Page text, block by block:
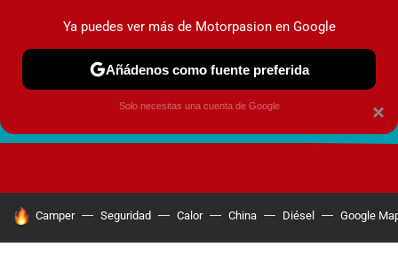
HOY SE HABLA DE
Camper Seguridad Calor China Diésel Google
×
Ya puedes ver más de Motorpasion en Google
Añádenos como fuente preferida
Solo necesitas una cuenta de Google